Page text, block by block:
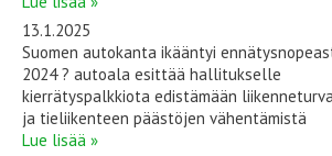
13.1.2025
Suomen autokanta ikääntyi
2024 ? autoala esittää hallitukselle
kierrätyspalkkiota edistämään
ja tieliikenteen päästöjen vähentämistä
Lue lisää »